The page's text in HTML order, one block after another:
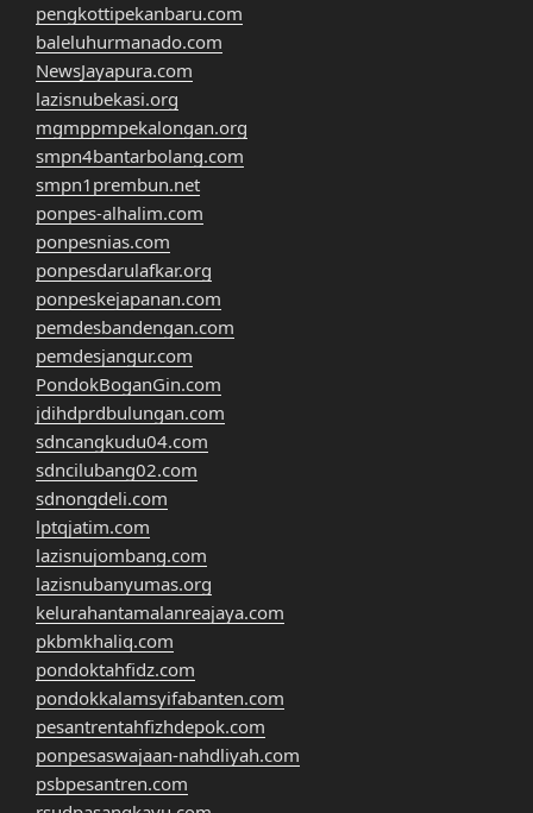
pengkottipekanbaru.com
baleluhurmanado.com
NewsJayapura.com
lazisnubekasi.org
mgmppmpekalongan.org
smpn4bantarbolang.com
smpn1prembun.net
ponpes-alhalim.com
ponpesnias.com
ponpesdarulafkar.org
ponpeskejapanan.com
pemdesbandengan.com
pemdesjangur.com
PondokBoganGin.com
jdihdprdbulungan.com
sdncangkudu04.com
sdncilubang02.com
sdnongdeli.com
lptqjatim.com
lazisnujombang.com
lazisnubanyumas.org
kelurahantamalanreajaya.com
pkbmkhaliq.com
pondoktahfidz.com
pondokkalamsyifabanten.com
pesantrentahfizhdepok.com
ponpesaswajaan-nahdliyah.com
psbpesantren.com